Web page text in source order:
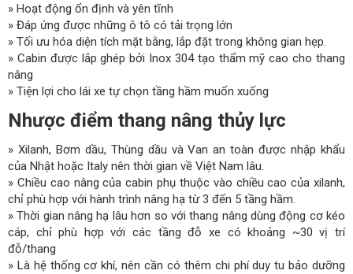
» Hoạt động ổn định và yên tĩnh
» Đáp ứng được những ô tô có tải trọng lớn
» Tối ưu hóa diện tích mặt bằng, lắp đặt trong không gian hẹp.
» Cabin được lắp ghép bởi Inox 304 tạo thẩm mỹ cao cho thang
nâng
» Tiện lợi cho lái xe tự chọn tầng hầm muốn xuống
Nhược điểm thang nâng thủy lực
» Xilanh, Bơm dầu, Thùng dầu và Van an toàn được nhập khẩu
của Nhật hoặc Italy nên thời gian về Việt Nam lâu.
» Chiều cao nâng của cabin phụ thuộc vào chiều cao của xilanh,
chỉ phù hợp với hành trình nâng hạ từ 3 đến 5 tầng hầm.
» Thời gian nâng hạ lâu hơn so với thang nâng dùng động cơ kéo
cáp, chỉ phù hợp với các tầng đỗ xe có khoảng ~30 vị trí
đỗ/thang
» Là hệ thống cơ khí, nên cần có thêm chi phí duy tu bảo dưỡng